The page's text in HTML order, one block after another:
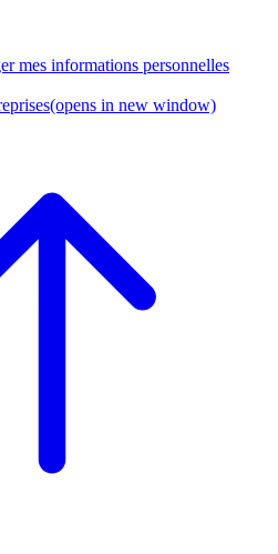
mes informations personnelles
(opens in new window)